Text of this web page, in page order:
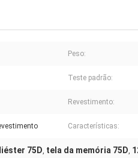
Peso:
Teste padrão:
Revestimento:
Características:
75D, tela da memória 75D,